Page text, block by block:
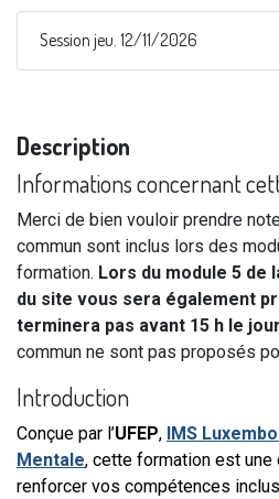
Session jeu. 12/11/2026
Description
Informations concernant
Merci de bien vouloir prendre
commun sont inclus lors des
formation. Lors du module 5 de
du site vous sera également
terminera pas avant 15 h le
commun ne sont pas proposés
Introduction
Conçue par l’UFEP, IMS
Mentale, cette formation est une
renforcer vos compétences